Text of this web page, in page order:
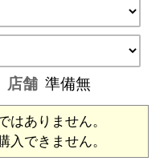
店舗 準備無
ありません。
入できません。